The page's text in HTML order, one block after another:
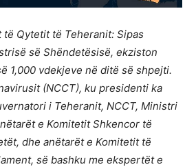
Qytetit të Teheranit: Sipas
së Shëndetësisë, ekziston
1,000 vdekjeve në ditë së shpejti.
(NCCT), ku presidenti ka
i Teheranit, NCCT, Ministri
e Komitetit Shkencor të
dhe anëtarët e Komitetit të
së bashku me ekspertët e